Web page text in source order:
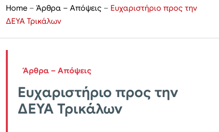
Home – Άρθρα – Απόψεις – ​Ευχαριστήριο προς την
ΔΕΥΑ Τρικάλων
Άρθρα – Απόψεις
​Ευχαριστήριο προς την
ΔΕΥΑ Τρικάλων